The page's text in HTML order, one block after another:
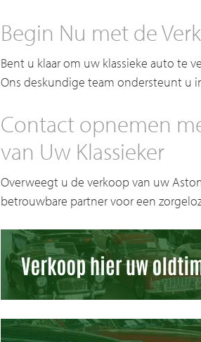
Begin Nu met de
Bent u klaar om uw klassieke auto te
Ons deskundige team ondersteunt u
Contact opnemen
van Uw Klassieker
Overweegt u de verkoop van uw
betrouwbare partner voor een